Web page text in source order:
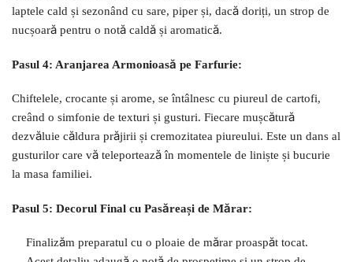
laptele cald și sezonând cu sare, piper și, dacă doriți, un strop de
nucșoară pentru o notă caldă și aromatică.
Pasul 4: Aranjarea Armonioasă pe Farfurie:
Chiftelele, crocante și arome, se întâlnesc cu piureul de cartofi,
creând o simfonie de texturi și gusturi. Fiecare mușcătură
dezvăluie căldura prăjirii și cremozitatea piureului. Este un dans al
gusturilor care vă teleportează în momentele de liniște și bucurie
la masa familiei.
Pasul 5: Decorul Final cu Pasăreași de Mărar:
Finalizăm preparatul cu o ploaie de mărar proaspăt tocat.